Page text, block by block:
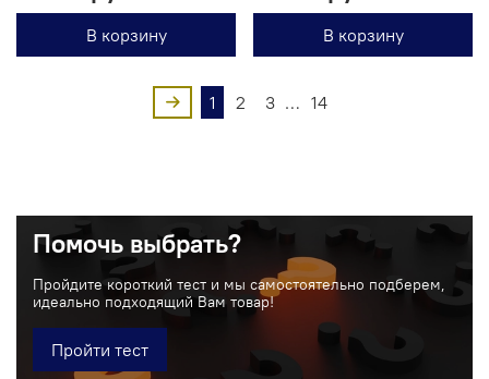
В корзину В корзину
1 2 3 … 14
Помочь выбрать?
Пройдите короткий тест и мы самостоятельно подберем,
идеально подходящий Вам товар!
Пройти тест